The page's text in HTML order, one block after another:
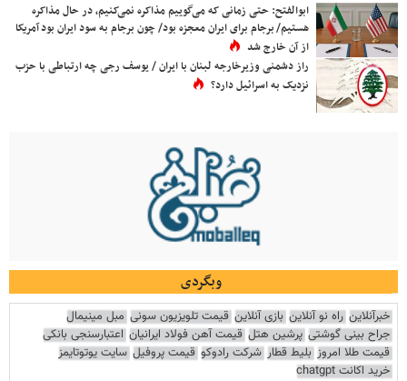
ابوالفتح: حتی زمانی که می‌گوییم مذاکره نمی‌کنیم، در حال مذاکره
هستیم/ برجام برای ایران معجزه بود/ چون برجام به سود ایران بود آمریکا
از آن خارج شد
راز دشمنی وزیرخارجه لبنان با ایران / یوسف رجی چه ارتباطی با حزب
نزدیک به اسرائیل دارد؟
وبگردی
خبرآنلاین راه نو آنلاین بازی آنلاین قیمت تلویزیون سونی مبل مینیمال
جراح بینی گوشتی پرشین هتل قیمت آهن فولاد ایرانیان اعتبارسنجی بانکی
قیمت طلا امروز بلیط قطار شرکت رادوکو قیمت پروفیل سایت یوتوتایمز
خرید اکانت chatgpt